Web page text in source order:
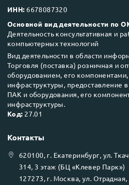
ИНН: 6678087320
Основной вид деятельности по
Деятельность консультативная и
компьютерных технологий
Вид деятельности в области
Торговля (поставка) розничная и
оборудованием, его
инфраструктуры, предоставление
ПАК и оборудования, его
инфраструктуры.
Код: 27.01
Контакты
620100, г. Екатеринбург, ул.
314, 3 этаж (БЦ «Клевер Парк»)
127273, г. Москва, ул. Отрадная,